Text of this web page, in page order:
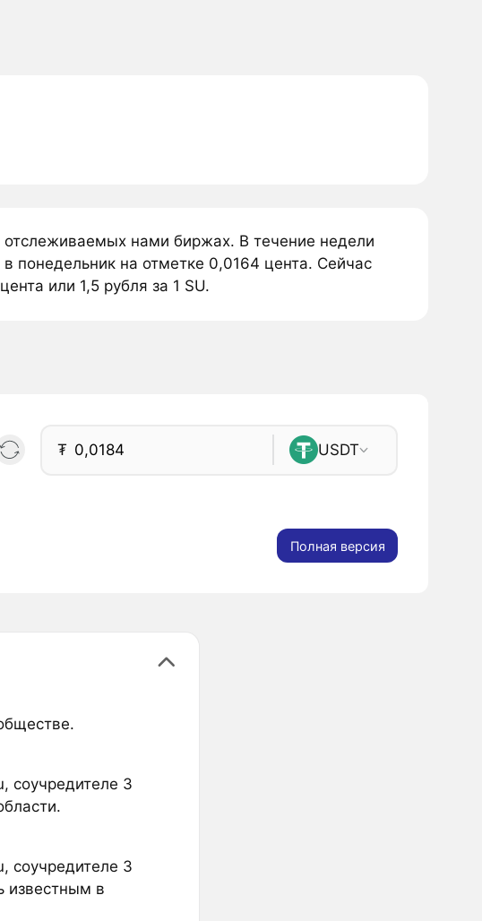
нами биржах. В течение недели
понедельник на отметке 0,0164 цента. Сейчас
или 1,5 рубля за 1 SU.
₮ USDT
Полная версия
соучредителе 3
соучредителе 3
известным в